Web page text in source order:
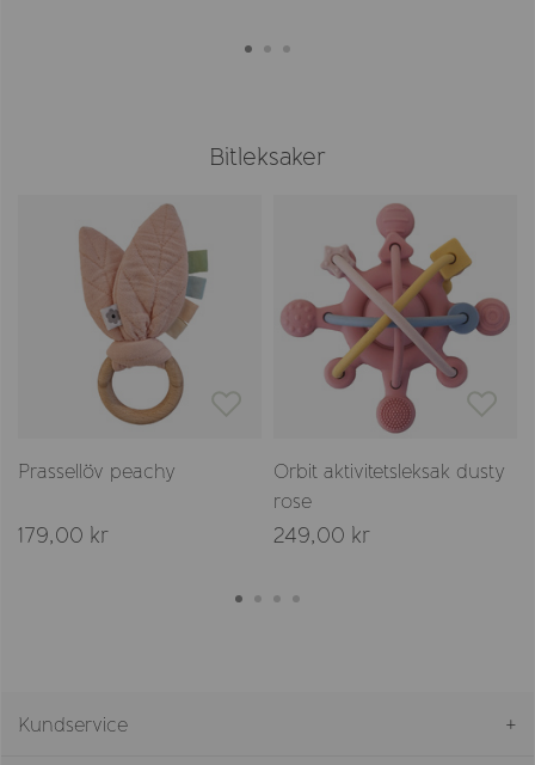
Bitleksaker
Prassellöv peachy
179,00 kr
Orbit aktivitetsleksak dusty
rose
249,00 kr
Kundservice